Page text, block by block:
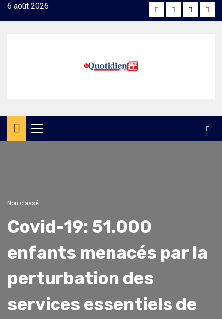
Skip6 août 2026 FacebookInstagram
Twitter
Primary
Menu
Non classé
Covid-19: 51.000
enfants menacés par la
perturbation des
services essentiels de